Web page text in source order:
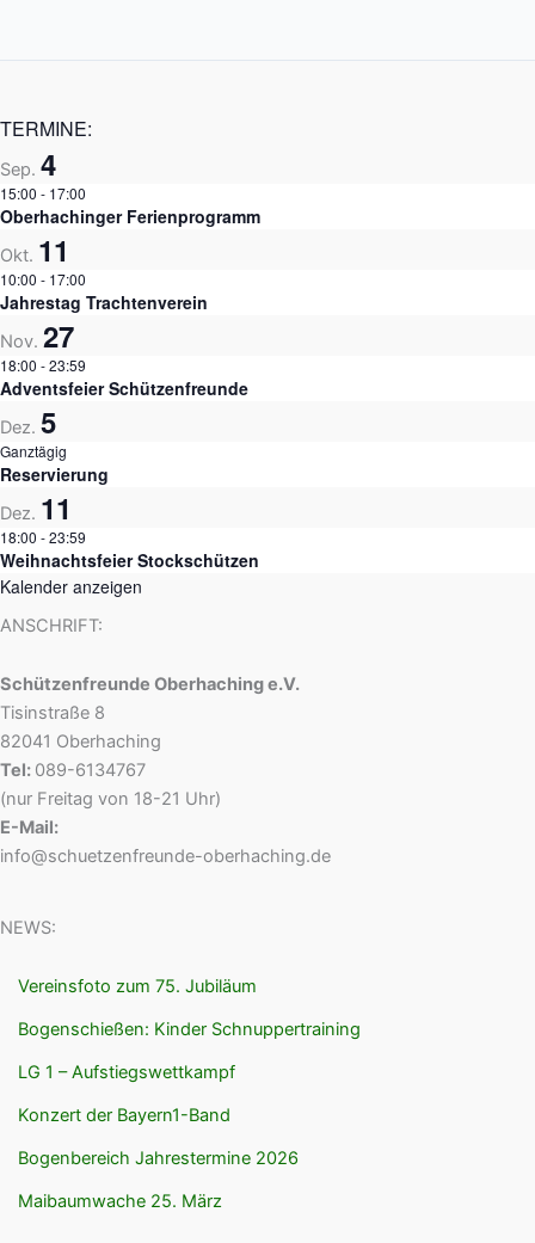
TERMINE:
Sep. 4
15:00 - 17:00
Oberhachinger Ferienprogramm
Okt. 11
10:00 - 17:00
Jahrestag Trachtenverein
Nov. 27
18:00 -23:59
Adventsfeier Schützenfreunde
Dez. 5
Ganztägig
Reservierung
Dez. 11
18:00 -23:59
Weihnachtsfeier Stockschützen
Kalender anzeigen
ANSCHRIFT:
Schützenfreunde Oberhaching e.V.
Tisinstraße 8
82041 Oberhaching
Tel: 089-6134767
(nur Freitag von 18-21 Uhr)
E-Mail:
info@schuetzenfreunde-oberhaching.de
NEWS:
Vereinsfoto zum 75. Jubiläum
Bogenschießen: Kinder Schnuppertraining
LG 1 – Aufstiegswettkampf
Konzert der Bayern1-Band
Bogenbereich Jahrestermine 2026
Maibaumwache 25. März